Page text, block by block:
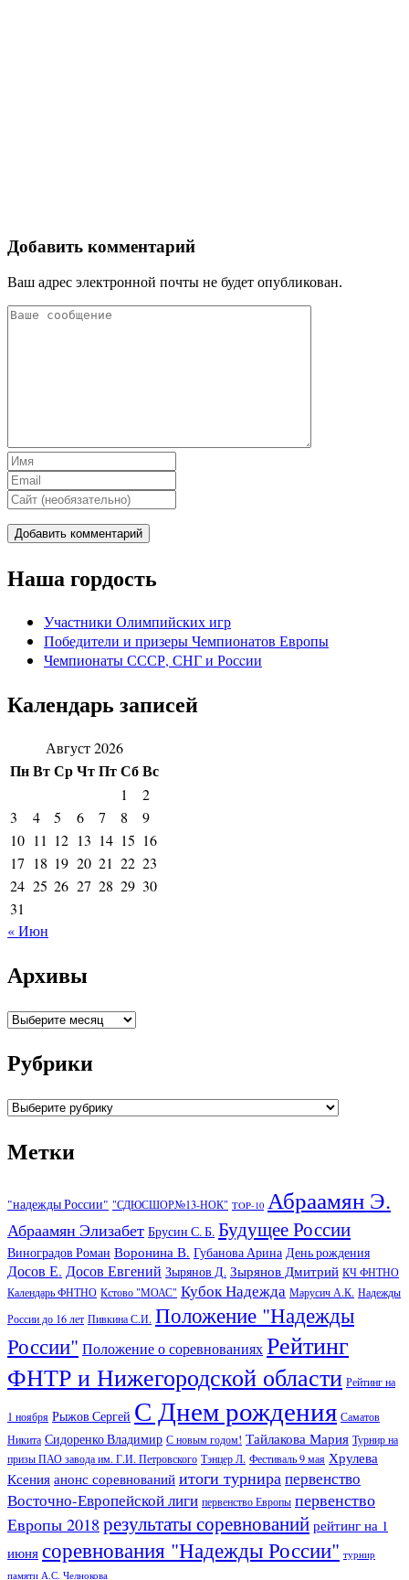
Добавить комментарий
Ваш адрес электронной почты не будет опубликован.
Наша гордость
Участники Олимпийских игр
Победители и призеры Чемпионатов Европы
Чемпионаты СССР, СНГ и Росcии
Календарь записей
Август 2026
ПнВтСрЧтПтСбВс
1
2
3
4 5 6 7 8
9
10 11 12 13 14 15 16
17 18 19 20 21 22 23
24 25 26 27 28 29 30
31
« Июн
Архивы
Архивы
Рубрики
Рубрики
Метки
"надежды России" "СДЮСШОР№13-НОК" TOP-10 Абраамян Э.
Абраамян Элизабет Брусин С. Б. Будущее России
Виноградов Роман Воронина В. Губанова Арина День рождения
Досов Е. Досов Евгений Зырянов Д. Зырянов Дмитрий КЧ ФНТНО
Календарь ФНТНО Кстово "МОАС" Кубок Надежда Марусич А.К. Надежды
России до 16 лет Пивкина С.И. Положение "Надежды
России" Положение о соревнованияхРейтинг
ФНТР и Нижегородской области Рейтинг на
1 ноября Рыжов Сергей С Днем рождения Саматов
Никита Сидоренко Владимир С новым годом! Тайлакова Мария Турнир на
призы ПАО завода им. Г.И. Петровского Тэнцер Л. Фестиваль 9 мая Хрулева
Ксения анонс соревнований итоги турнирапервенство
Восточно-Европейской лиги первенство Европы первенство
Европы 2018 результаты соревнований рейтинг на 1
июня соревнования "Надежды России" турнир
памяти А.С. Челнокова